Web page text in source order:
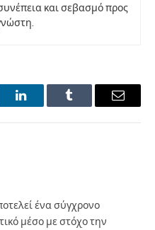
και σεβασμό προς
LinkedInTumblr Email
ένα σύγχρονο
μέσο με στόχο την